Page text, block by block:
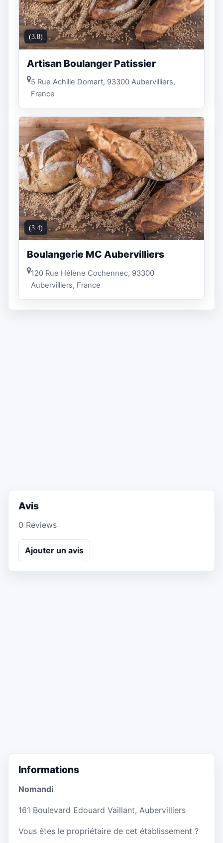
(3.8)
Artisan Boulanger Patissier
5 Rue Achille Domart, 93300 Aubervilliers,
France
(3.4)
Boulangerie MC Aubervilliers
120 Rue Hélène Cochennec, 93300
Aubervilliers, France
Avis
0 Reviews
Ajouter un avis
Informations
Nomandi
161 Boulevard Edouard Vaillant, Aubervilliers
Vous êtes le propriétaire de cet établissement ?